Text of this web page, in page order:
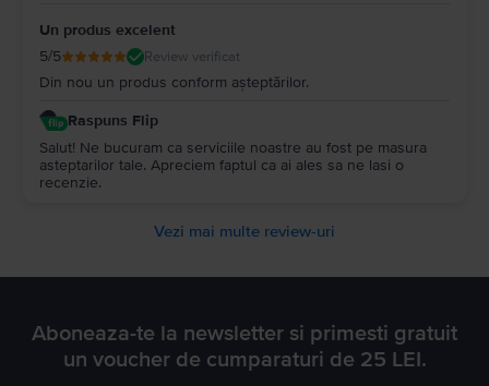
Un produs excelent
5/5 Review verificat
Din nou un produs conform așteptărilor.
Raspuns Flip
Salut! Ne bucuram ca serviciile noastre au fost pe masura
asteptarilor tale. Apreciem faptul ca ai ales sa ne lasi o
recenzie.
Vezi mai multe review-uri
Aboneaza-te la newsletter si primesti gratuit
un voucher de cumparaturi de 25 LEI.